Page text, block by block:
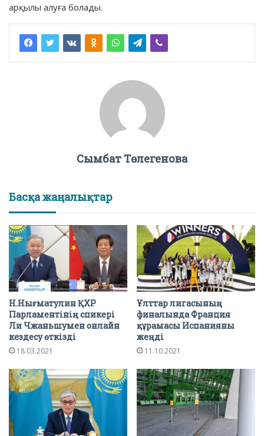
арқылы алуға болады.
Сымбат Төлегенова
Басқа жаңалықтар
Н.Нығматулин ҚХР
Парламентінің спикері
Ли Чжаньшумен онлайн
кездесу өткізді
18.03.2021
Ұлттар лигасының
финалында Франция
құрамасы Испанияны
жеңді
11.10.2021